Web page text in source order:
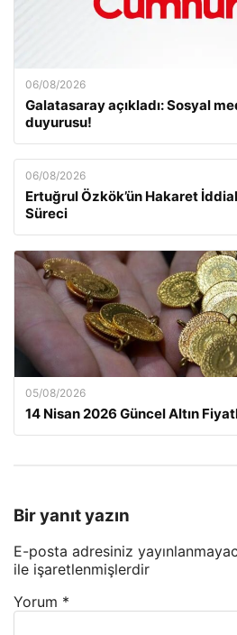
06/08/2026
Galatasaray açıkladı: Sosyal
duyurusu!
06/08/2026
Ertuğrul Özkök’ün Hakaret
Süreci
05/08/2026
14 Nisan 2026 Güncel Altın
Bir yanıt yazın
E-posta adresiniz
ile işaretlenmişlerdir
Yorum *